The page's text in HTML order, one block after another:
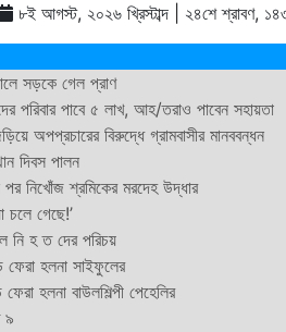
৮ই আগস্ট, ২০২৬ খ্রিস্টাব্দ | ২৪শে শ্রাবণ,
সড়কে গেল প্রাণ
পরিবার পাবে ৫ লাখ, আহ/তরাও পাবেন সহায়তা
অপপ্রচারের বিরুদ্ধে গ্রামবাসীর মানববন্ধন
দিবস পালন
পর নিখোঁজ শ্রমিকের মরদেহ উদ্ধার
চলে গেছে!’
নি হ ত দের পরিচয়
ফেরা হলনা সাইফুলের
হলনা বাউলশিল্পী পেহেলির
৯